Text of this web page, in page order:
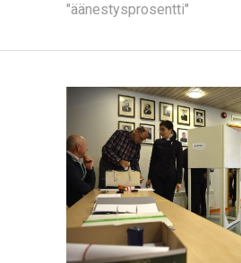
"äänestysprosentti"